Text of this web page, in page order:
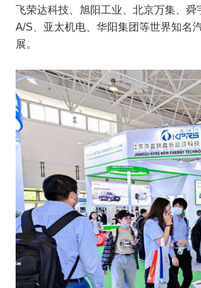
飞荣达科技、旭阳工业、北京万集、舜
A/S、亚太机电、华阳集团等世界知名
展。